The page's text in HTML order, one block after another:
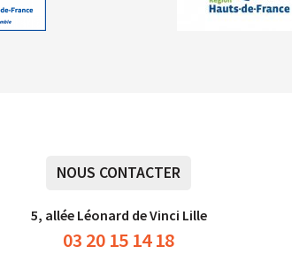
NOUS CONTACTER
5, allée Léonard de Vinci Lille
03 20 15 14 18